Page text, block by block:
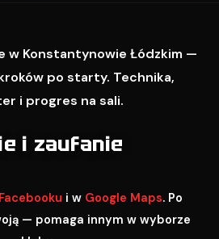
w Konstantynowie Łódzkim —
po starty. Technika,
i progres na sali.
i zaufanie
Facebooku i w Google Maps. Po
— pomaga innym w wyborze